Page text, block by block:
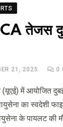
तेजस
21, 2025 0
में आयोजित
का स्वदेशी
के पायलट की